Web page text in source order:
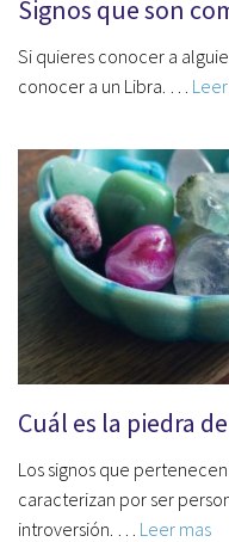
Signos que son
Si quieres conocer a
conocer a un Libra. …
Cuál es la piedra
Los signos que
caracterizan por ser
introversión. … Leer mas